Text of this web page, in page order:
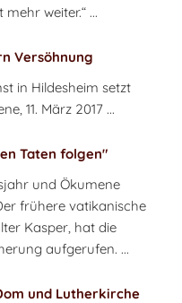
weiter.“ ...
Versöhnung
in Hildesheim setzt
11. März 2017 ...
Taten folgen"
und Ökumene
frühere vatikanische
Kasper, hat die
aufgerufen. ...
und Lutherkirche